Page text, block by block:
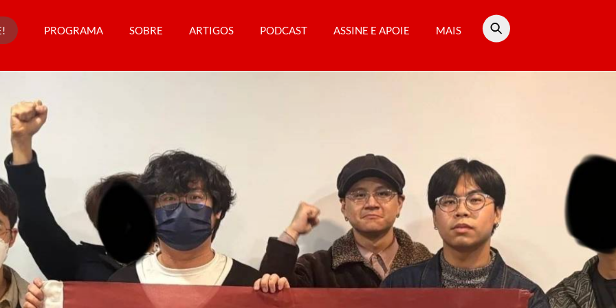
PROGRAMA SOBRE ARTIGOS PODCAST ASSINE E APOIE MAIS